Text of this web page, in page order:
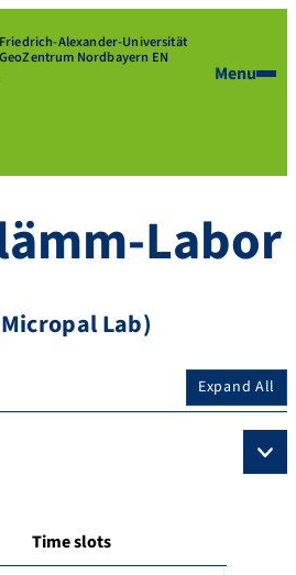
Friedrich-Alexander-Universität
GeoZentrum Nordbayern EN
Menu
Labor
Lab)
Expand All
Time slots